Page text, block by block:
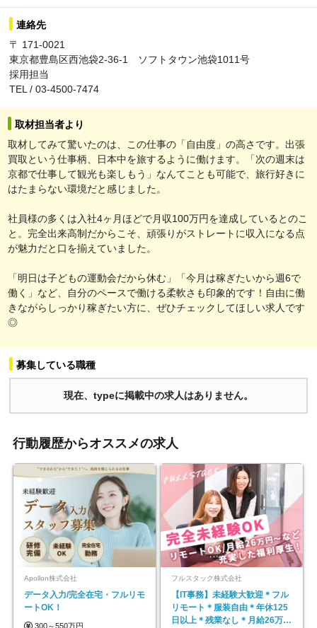
連絡先
〒 171-0021
東京都豊島区西池袋2-36-1 ソフトタウン池袋1011号
採用担当
TEL / 03-4500-7474
取材担当者より
取材してみて驚いたのは、この仕事の「自由度」の高さです。出張
買取という仕事柄、日本中を旅するように働けます。「次の週末は
京都で仕事して観光も楽しもう」なんてことも可能で、旅行好きに
はたまらない環境だと感じました。
社員様の多くは入社4ヶ月ほどで月収100万円を達成しているとのこ
と。完全出来高制だからこそ、頑張りがストレートに収入になる点
が魅力だと口を揃えていました。
「明日は子どもの運動会だから休む」「今月は稼ぎたいから週6で
働く」など、自分のペースで働ける柔軟さも印象的です！自由に働
きながらしっかり稼ぎたい方に、ぜひチェックしてほしい求人です
◎
募集している職種
現在、typeに掲載中の求人はありません。
行動履歴からオススメの求人
Apollon株式会社
データ入力/完全在宅・フルリモ
ートOK！
300～550万円
フルスタック株式会社
【IT事務】未経験大歓迎＊フル
リモート＊服装自由＊年休125
日以上＊残業なし＊月給26万円